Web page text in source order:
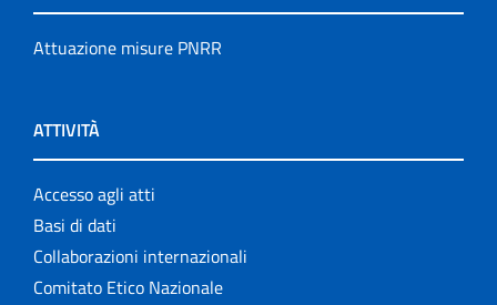
Attuazione misure PNRR
ATTIVITÀ
Accesso agli atti
Basi di dati
Collaborazioni internazionali
Comitato Etico Nazionale